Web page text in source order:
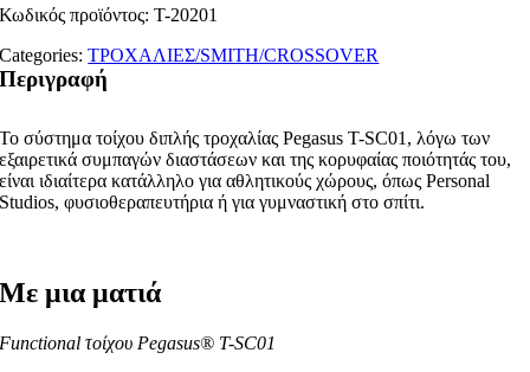
Κωδικός προϊόντος:T-20201
Categories:ΤΡΟΧΑΛΙΕΣ/SMITH/CROSSOVER
Περιγραφή
Το σύστημα τοίχου διπλής τροχαλίας Pegasus T-SC01, λόγω των
εξαιρετικά συμπαγών διαστάσεων και της κορυφαίας ποιότητάς του,
είναι ιδιαίτερα κατάλληλο για αθλητικούς χώρους, όπως Personal
Studios, φυσιοθεραπευτήρια ή για γυμναστική στο σπίτι.
Με μια ματιά
Functional τοίχου Pegasus® T-SC01